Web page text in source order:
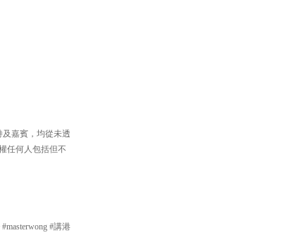
及嘉賓，均從未透
任何人包括但不
#講港